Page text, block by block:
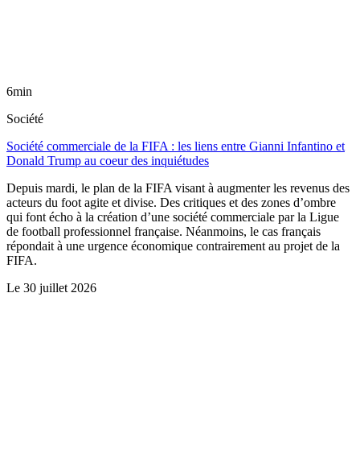
6min
Société
Société commerciale de la FIFA : les liens entre Gianni Infantino et
Donald Trump au coeur des inquiétudes
Depuis mardi, le plan de la FIFA visant à augmenter les revenus des
acteurs du foot agite et divise. Des critiques et des zones d’ombre
qui font écho à la création d’une société commerciale par la Ligue
de football professionnel française. Néanmoins, le cas français
répondait à une urgence économique contrairement au projet de la
FIFA.
Le 30 juillet 2026